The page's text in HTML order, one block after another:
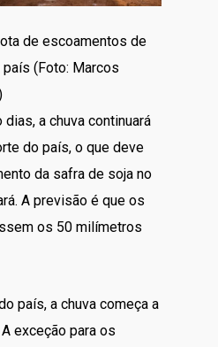
de escoamentos de
(Foto: Marcos
a chuva continuará
do país, o que deve
da safra de soja no
A previsão é que os
os 50 milímetros
país, a chuva começa a
exceção para os